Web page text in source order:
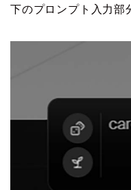
下のプロンプト入力部